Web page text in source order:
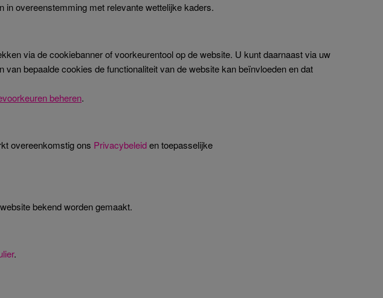
overeenstemming met relevante wettelijke kaders.
via de cookiebanner of voorkeurentool op de website. U kunt daarnaast via uw
bepaalde cookies de functionaliteit van de website kan beïnvloeden en dat
beheren.
overeenkomstig ons Privacybeleiden toepasselijke
bekend worden gemaakt.
.